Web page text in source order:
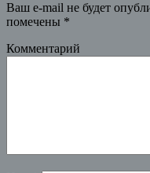
Ваш e-mail не будет
помечены *
Комментарий